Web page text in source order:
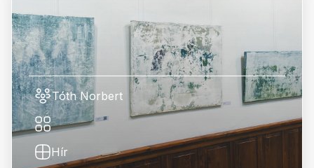
Tóth Norbert
Hír